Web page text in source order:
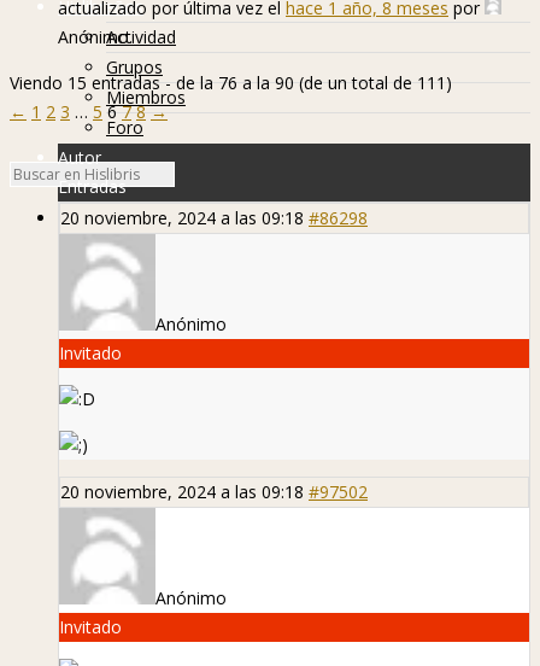
Hislibreños
Actividad
Grupos
Miembros
Foro
actualizado por última vez el hace 1 año, 8 meses por
Anónimo.
Viendo 15 entradas - de la 76 a la 90 (de un total de 111)
← 1 2 3 … 5 6 7 8 →
Autor
Entradas
20 noviembre, 2024 a las 09:18 #86298
Anónimo
Invitado
20 noviembre, 2024 a las 09:18 #97502
Anónimo
Invitado